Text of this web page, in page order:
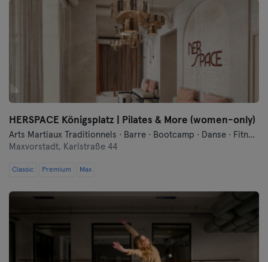
HERSPACE Königsplatz | Pilates & More (women-only)
Arts Martiaux Traditionnels · Barre · Bootcamp · Danse · Fitness · Hyrox · Méditation · Pilates · Yoga
Maxvorstadt, Karlstraße 44
Classic Premium Max
Wuppertal
Zwickau